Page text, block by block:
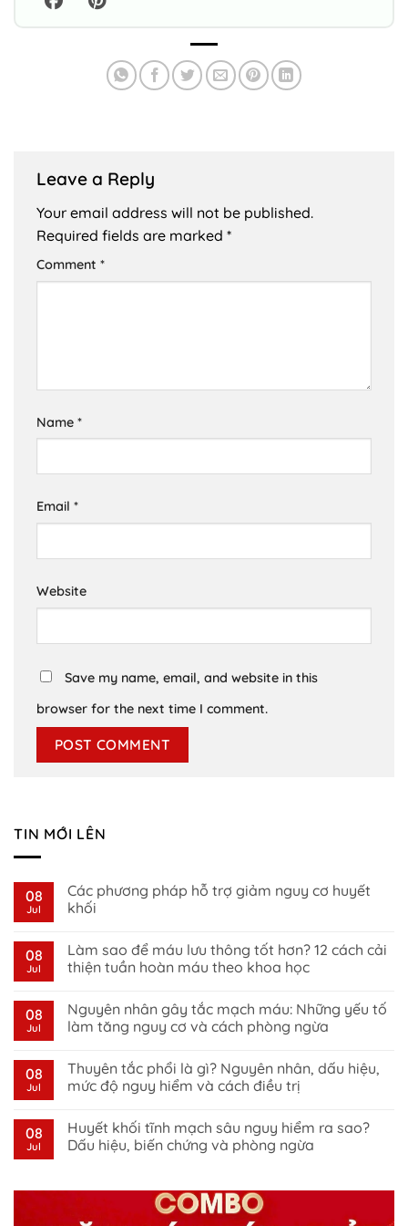
Leave a Reply
Your email address will not be published.
Required fields are marked *
Comment *
Name *
Email *
Website
Save my name, email, and website in this
browser for the next time I comment.
TIN MỚI LÊN
08
Jul
Các phương pháp hỗ trợ giảm nguy cơ huyết
khối
on
Các
phương
trợ
giảm
nguy
khối
08
Jul
Làm sao để máu lưu thông tốt hơn? 12 cách cải
thiện tuần hoàn máu theo khoa học
on
Làm
sao
lưu
thông
tốt
cách
cải
thiện
học
08
Jul
Nguyên nhân gây tắc mạch máu: Những yếu tố
làm tăng nguy cơ và cách phòng ngừa
on
Nguyên
nhân
mạch
máu:
Những
08
Jul
Thuyên tắc phổi là gì? Nguyên nhân, dấu hiệu,
mức độ nguy hiểm và cách điều trị
on
Thuyên
tắc
dấu
08
Jul
Huyết khối tĩnh mạch sâu nguy hiểm ra sao?
Dấu hiệu, biến chứng và phòng ngừa
tĩnh